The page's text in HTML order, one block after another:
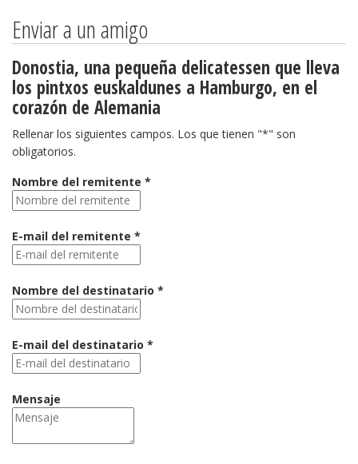
Enviar a un amigo
Donostia, una pequeña delicatessen que lleva
los pintxos euskaldunes a Hamburgo, en el
corazón de Alemania
Rellenar los siguientes campos. Los que tienen "*" son
obligatorios.
Nombre del remitente *
E-mail del remitente *
Nombre del destinatario *
E-mail del destinatario *
Mensaje